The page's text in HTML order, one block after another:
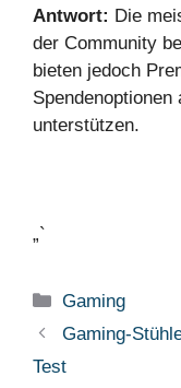
Antwort: Die
der Community
bieten jedoch
unterstützen.
„`
Kategorien
Gaming
Gaming-
Test